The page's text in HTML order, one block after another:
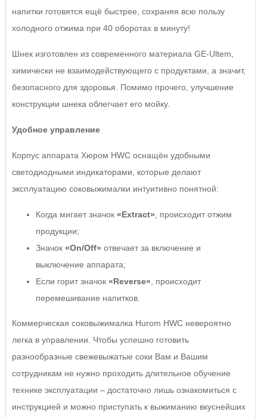
напитки готовятся ещё быстрее, сохраняя всю пользу
холодного отжима при 40 оборотах в минуту!
Шнек изготовлен из современного материала GE-Ultem,
химически не взаимодействующего с продуктами, а значит,
безопасного для здоровья. Помимо прочего, улучшение
конструкции шнека облегчает его мойку.
Удобное управление
Корпус аппарата Хюром HWC оснащён удобными
светодиодными индикаторами, которые делают
эксплуатацию соковыжималки интуитивно понятной:
Когда мигает значок «Extract» , происходит отжим
продукции;
Значок «On/Off» отвечает за включение и
выключение аппарата;
Если горит значок «Reverse» , происходит
перемешивание напитков.
Коммерческая соковыжималка Hurom HWC невероятно
легка в управлении. Чтобы успешно готовить
разнообразные свежевыжатые соки Вам и Вашим
сотрудникам не нужно проходить длительное обучение
технике эксплуатации – достаточно лишь ознакомиться с
инструкцией и можно приступать к выжиманию вкуснейших